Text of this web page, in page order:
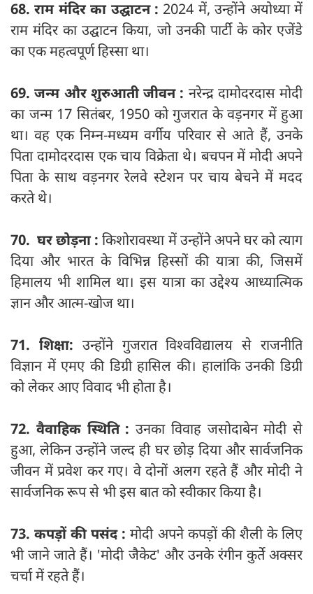
68. राम मंदिर का उद्घाटन : 2024 में, उन्होंने अयोध्या में
राम मंदिर का उद्घाटन किया, जो उनकी पार्टी के कोर एजेंडे
का एक महत्वपूर्ण हिस्सा था।
69. जन्म और शुरुआती जीवन : नरेन्द्र दामोदरदास मोदी
का जन्म 17 सितंबर, 1950 को गुजरात के वड़नगर में हुआ
था। वह एक निम्न-मध्यम वर्गीय परिवार से आते हैं, उनके
पिता दामोदरदास एक चाय विक्रेता थे। बचपन में मोदी अपने
पिता के साथ वड़नगर रेलवे स्टेशन पर चाय बेचने में मदद
करते थे।
70. घर छोड़ना :किशोरावस्था में उन्होंने अपने घर को त्याग
दिया और भारत के विभिन्न हिस्सों की यात्रा की, जिसमें
हिमालय भी शामिल था। इस यात्रा का उद्देश्य आध्यात्मिक
ज्ञान और आत्म-खोज था।
71. शिक्षा: उन्होंने गुजरात विश्वविद्यालय से राजनीति
विज्ञान में एमए की डिग्री हासिल की। हालांकि उनकी डिग्री
को लेकर आए विवाद भी होता है।
72. वैवाहिक स्थिति : उनका विवाह जसोदाबेन मोदी से
हुआ, लेकिन उन्होंने जल्द ही घर छोड़ दिया और सार्वजनिक
जीवन में प्रवेश कर गए। वे दोनों अलग रहते हैं और मोदी ने
सार्वजनिक रूप से भी इस बात को स्वीकार किया है।
73. कपड़ों की पसंद :मोदी अपने कपड़ों की शैली के लिए
भी जाने जाते हैं। 'मोदी जैकेट' और उनके रंगीन कुर्ते अक्सर
चर्चा में रहते हैं।